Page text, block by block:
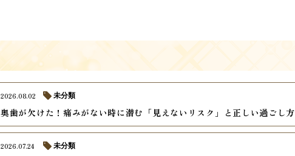
奥歯が欠けた！痛みがない時に潜む「見えないリスク」と正しい過ごし方
2026.08.02 未分類
2026.07.24 未分類